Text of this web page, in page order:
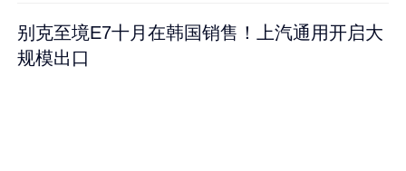
别克至境E7十月在韩国销售！上汽通用开启大
规模出口